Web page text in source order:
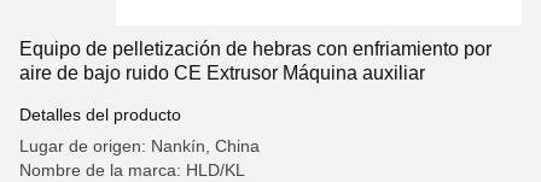
Equipo de pelletización de hebras con enfriamiento por
aire de bajo ruido CE Extrusor Máquina auxiliar
Detalles del producto
Lugar de origen: Nankín, China
Nombre de la marca: HLD/KL